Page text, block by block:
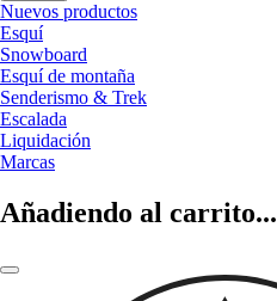
Nuevos productos
Esquí
Snowboard
Esquí de montaña
Senderismo & Trek
Escalada
Liquidación
Marcas
Añadiendo al carrito...